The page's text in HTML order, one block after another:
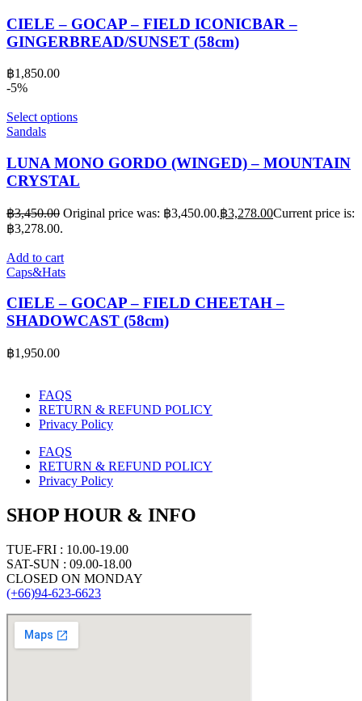
CIELE – GOCAP – FIELD ICONICBAR –
GINGERBREAD/SUNSET (58cm)
฿1,850.00
-5%
Select options
Sandals
LUNA MONO GORDO (WINGED) – MOUNTAIN
CRYSTAL
฿3,450.00 Original price was: ฿3,450.00.฿3,278.00Current price is:
฿3,278.00.
Add to cart
Caps&Hats
CIELE – GOCAP – FIELD CHEETAH –
SHADOWCAST (58cm)
฿1,950.00
FAQS
RETURN & REFUND POLICY
Privacy Policy
FAQS
RETURN & REFUND POLICY
Privacy Policy
SHOP HOUR & INFO
TUE-FRI : 10.00-19.00
SAT-SUN : 09.00-18.00
CLOSED ON MONDAY
(+66)94-623-6623